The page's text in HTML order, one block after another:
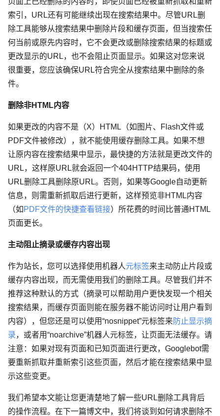
索引，URL还有可能继续出现在搜索结果中。尽管URL删
除工具能够从搜索结果中删除片段和缓存页面，但当搜索任
何当前或原先内容时，它不会更改或删除搜索结果的标题或
更改显示的URL，也不会阻止页面显示。如果这对您来说
很重要，您应该确保URL符合完全从搜索结果中删除的条
件。
删除非HTML内容
如果更改的内容不是（X）HTML（如图片、Flash文件或
PDF文件被修改），就不能使用缓存删除工具。如果不想
让原内容在搜索结果中显示，最快捷的方法就是更改文件的
URL，这样原URL就会返回一个404HTTP结果码，使用
URL删除工具删除原URL。否则，如果等Google自动更新
信息，则需重新抓取后进行更新，这样预览非HTML内容
（如 PDF文件的快捷查看链接）所花费的时间比普通HTML
页面更长。
主动阻止摘录或缓存内容出现
作为站长，您可以选择使用机器人元标签来主动防止片段或
缓存内容出现，而无需使用我们的删除工具。尽管我们并不
推荐这种默认的方式（摘录可以帮助用户更快发现一个相关
搜索结果，而缓存页面则能在服务器不能访问时让用户看到
内容），但您还是可以使用“nosnippet”元标签来防止显示摘
录，或者用“noarchive”机器人元标签，让页面无法缓存。请
注意：如果对现有页面和已知页面进行更改，Googlebot需
要重新抓取并重新索引这些页面，然后才能在搜索结果中显
示这些变更。
我们希望本文能让您更清楚地了解一些URL删除工具背后
的操作流程。在下一篇博文中，我们将谈到如何请求删除不